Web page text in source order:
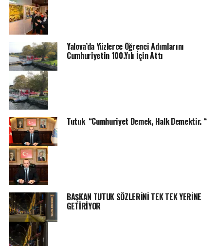
Yalova’da Yüzlerce Öğrenci Adımlarını
Cumhuriyetin 100.Yılı İçin Attı
Tutuk “Cumhuriyet Demek, Halk Demektir. “
BAŞKAN TUTUK SÖZLERİNİ TEK TEK YERİNE
GETİRİYOR